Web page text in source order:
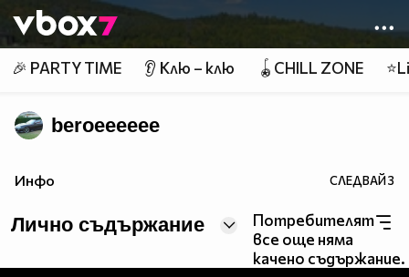
👾
🎉 PARTY TIME 👂 Клю – клю 🪀CHILL ZONE
beroeeeeee
Инфо СЛЕДВАЙ3
Лично съдържание
Потребителят
все още няма
качено съдържание.